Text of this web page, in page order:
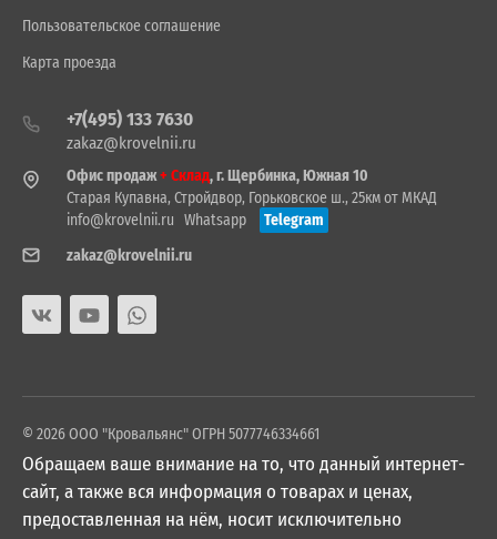
Пользовательское соглашение
Карта проезда
+7(495) 133 7630
zakaz@krovelnii.ru
Офис продаж+ Склад, г. Щербинка, Южная 10
Старая Купавна, Стройдвор, Горьковское ш., 25км от МКАД
info@krovelnii.ru Whatsapp
Telegram
zakaz@krovelnii.ru
© 2026 ООО "Кровальянс" ОГРН 5077746334661
Обращаем ваше внимание на то, что данный интернет-
сайт, а также вся информация о товарах и ценах,
предоставленная на нём, носит исключительно